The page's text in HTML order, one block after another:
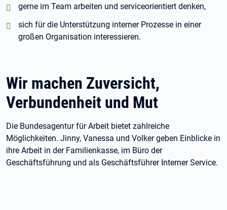
positiv:
gerne im Team arbeiten und serviceorientiert denken,
positiv:
sich für die Unterstützung interner Prozesse in einer
großen Organisation interessieren.
Wir machen Zuversicht,
Verbundenheit und Mut
Die Bundesagentur für Arbeit bietet zahlreiche
Möglichkeiten. Jinny, Vanessa und Volker geben Einblicke in
ihre Arbeit in der Familienkasse, im Büro der
Geschäftsführung und als Geschäftsführer Interner Service.